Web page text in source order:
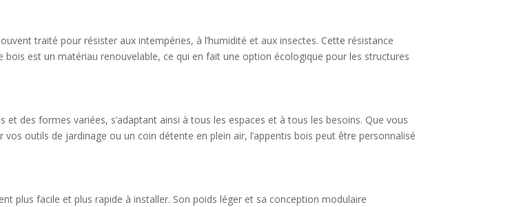
traité pour résister aux intempéries, à l’humidité et aux insectes. Cette résistance
est un matériau renouvelable, ce qui en fait une option écologique pour les structures
des formes variées, s’adaptant ainsi à tous les espaces et à tous les besoins. Que vous
outils de jardinage ou un coin détente en plein air, l’appentis bois peut être personnalisé
plus facile et plus rapide à installer. Son poids léger et sa conception modulaire